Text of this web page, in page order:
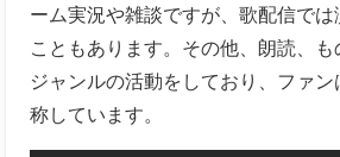
ーム実況や雑談ですが、歌配信では
こともあります。その他、朗読、
ジャンルの活動をしており、ファ
称しています。